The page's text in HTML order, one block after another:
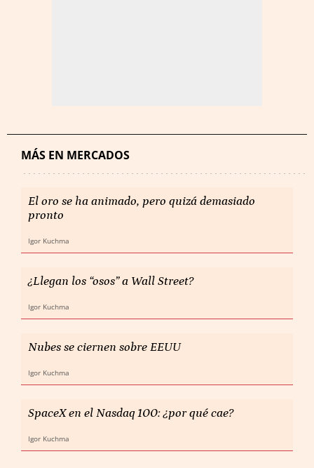
MÁS EN MERCADOS
El oro se ha animado, pero quizá demasiado
pronto
Igor Kuchma
¿Llegan los “osos” a Wall Street?
Igor Kuchma
Nubes se ciernen sobre EEUU
Igor Kuchma
SpaceX en el Nasdaq 100: ¿por qué cae?
Igor Kuchma